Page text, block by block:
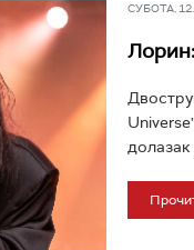
СУБОТА, 12.
долазак